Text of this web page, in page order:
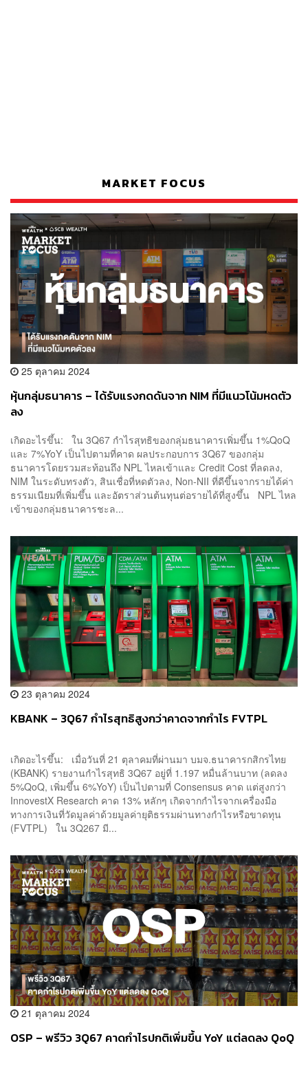
MARKET FOCUS
25 ตุลาคม 2024
หุ้นกลุ่มธนาคาร – ได้รับแรงกดดันจาก NIM ที่มีแนวโน้มหดตัว
ลง
เกิดอะไรขึ้น: ใน 3Q67 กำไรสุทธิของกลุ่มธนาคารเพิ่มขึ้น 1%QoQ
และ 7%YoY เป็นไปตามที่คาด ผลประกอบการ 3Q67 ของกลุ่ม
ธนาคารโดยรวมสะท้อนถึง NPL ไหลเข้าและ Credit Cost ที่ลดลง,
NIM ในระดับทรงตัว, สินเชื่อที่หดตัวลง, Non-NII ที่ดีขึ้นจากรายได้ค่า
ธรรมเนียมที่เพิ่มขึ้น และอัตราส่วนต้นทุนต่อรายได้ที่สูงขึ้น NPL ไหล
เข้าของกลุ่มธนาคารชะล...
23 ตุลาคม 2024
KBANK – 3Q67 กำไรสุทธิสูงกว่าคาดจากกำไร FVTPL
เกิดอะไรขึ้น: เมื่อวันที่ 21 ตุลาคมที่ผ่านมา บมจ.ธนาคารกสิกรไทย
(KBANK) รายงานกำไรสุทธิ 3Q67 อยู่ที่ 1.197 หมื่นล้านบาท (ลดลง
5%QoQ, เพิ่มขึ้น 6%YoY) เป็นไปตามที่ Consensus คาด แต่สูงกว่า
InnovestX Research คาด 13% หลักๆ เกิดจากกำไรจากเครื่องมือ
ทางการเงินที่วัดมูลค่าด้วยมูลค่ายุติธรรมผ่านทางกำไรหรือขาดทุน
(FVTPL) ใน 3Q267 มี...
21 ตุลาคม 2024
OSP – พรีวิว 3Q67 คาดกำไรปกติเพิ่มขึ้น YoY แต่ลดลง QoQ